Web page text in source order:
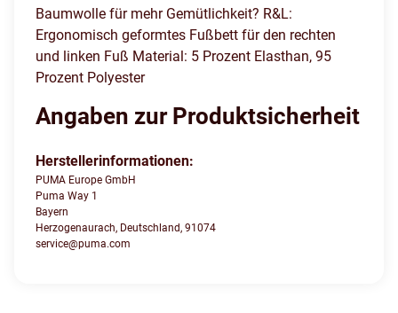
Baumwolle für mehr Gemütlichkeit? R&L:
Ergonomisch geformtes Fußbett für den rechten
und linken Fuß Material: 5 Prozent Elasthan, 95
Prozent Polyester
Angaben zur Produktsicherheit
Herstellerinformationen:
PUMA Europe GmbH
Puma Way 1
Bayern
Herzogenaurach, Deutschland, 91074
service@puma.com